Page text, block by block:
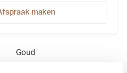
maken
Goud